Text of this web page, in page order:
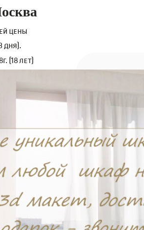
цены
дня).
(18 лет)